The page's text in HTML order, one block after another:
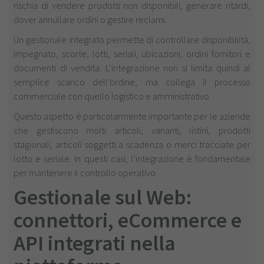
rischia di vendere prodotti non disponibili, generare ritardi,
dover annullare ordini o gestire reclami.
Un gestionale integrato permette di controllare disponibilità,
impegnato, scorte, lotti, seriali, ubicazioni, ordini fornitori e
documenti di vendita. L’integrazione non si limita quindi al
semplice scarico dell’ordine, ma collega il processo
commerciale con quello logistico e amministrativo.
Questo aspetto è particolarmente importante per le aziende
che gestiscono molti articoli, varianti, listini, prodotti
stagionali, articoli soggetti a scadenza o merci tracciate per
lotto e seriale. In questi casi, l’integrazione è fondamentale
per mantenere il controllo operativo.
Gestionale sul Web:
connettori, eCommerce e
API integrati nella